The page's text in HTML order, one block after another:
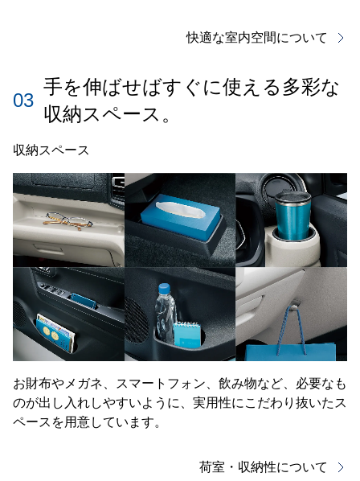
快適な室内空間について
03
手を伸ばせばすぐに使える多彩な
収納スペース。
収納スペース
お財布やメガネ、スマートフォン、飲み物など、必要なも
のが出し入れしやすいように、実用性にこだわり抜いたス
ペースを用意しています。
荷室・収納性について